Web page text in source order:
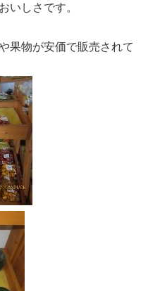
いしさです。
果物が安価で販売されて